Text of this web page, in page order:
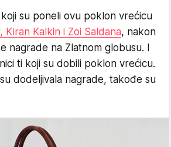
su poneli ovu poklon vrećicu
Kiran Kalkin i Zoi Saldana, nakon
nagrade na Zlatnom globusu. I
ti koji su dobili poklon vrećicu.
dodeljivala nagrade, takođe su